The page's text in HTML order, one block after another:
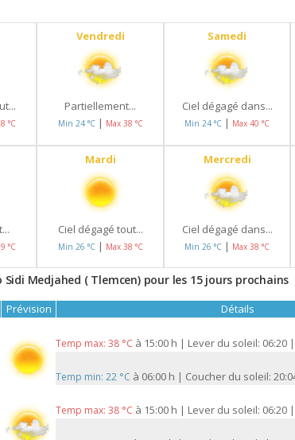
°C
Vendredi
Partiellement...
Min 24 °C | Max 38 °C
Samedi
Ciel dégagé dans...
Min 24 °C | Max 40 °C
°C
Mardi
Ciel dégagé tout...
Min 26 °C | Max 38 °C
Mercredi
Ciel dégagé dans...
Min 26 °C | Max 38 °C
Sidi Medjahed ( Tlemcen) pour les 15 jours prochains
Prévision Détails
Temp max: 38 °C à 15:00 h | Lever du soleil: 06:20
Temp min: 22 °C à 06:00 h | Coucher du soleil:
Temp max: 38 °C à 15:00 h | Lever du soleil: 06:20